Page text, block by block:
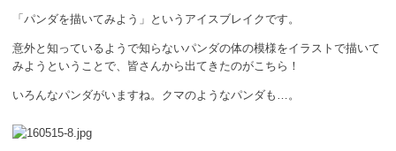
「パンダを描いてみよう」というアイスブレイクです。
意外と知っているようで知らないパンダの体の模様をイラストで描いて
みようということで、皆さんから出てきたのがこちら！
いろんなパンダがいますね。クマのようなパンダも…。